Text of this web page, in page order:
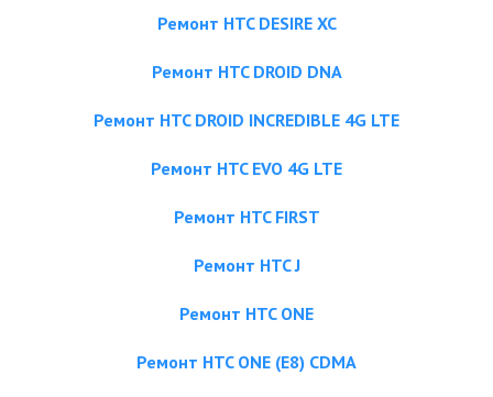
Ремонт HTC DESIRE XC
Ремонт HTC DROID DNA
Ремонт HTC DROID INCREDIBLE 4G LTE
Ремонт HTC EVO 4G LTE
Ремонт HTC FIRST
Ремонт HTC J
Ремонт HTC ONE
Ремонт HTC ONE (E8) CDMA